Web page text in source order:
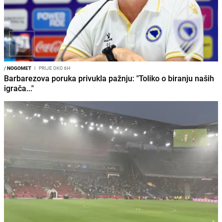
/NOGOMET I PRIJE OKO 6H
Barbarezova poruka privukla pažnju: "Toliko o biranju naših
igrača..."